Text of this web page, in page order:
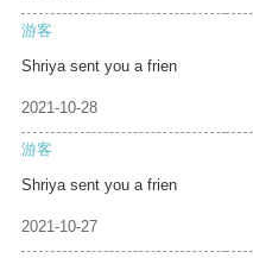
游客
Shriya sent you a frien
2021-10-28
游客
Shriya sent you a frien
2021-10-27